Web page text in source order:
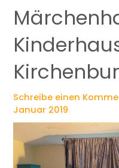
Schreibe einen
Januar 2019